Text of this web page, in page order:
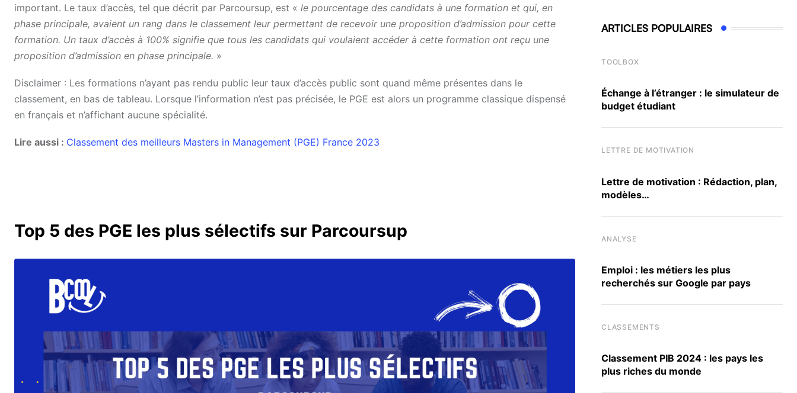
important. Le taux d’accès, tel que décrit par Parcoursup, est « le pourcentage des candidats à une formation et qui, en
phase principale, avaient un rang dans le classement leur permettant de recevoir une proposition d’admission pour cette
formation. Un taux d’accès à 100% signifie que tous les candidats qui voulaient accéder à cette formation ont reçu une
proposition d’admission en phase principale. »
Disclaimer : Les formations n’ayant pas rendu public leur taux d’accès public sont quand même présentes dans le
classement, en bas de tableau. Lorsque l’information n’est pas précisée, le PGE est alors un programme classique dispensé
en français et n’affichant aucune spécialité.
Lire aussi : Classement des meilleurs Masters in Management (PGE) France 2023
Top 5 des PGE les plus sélectifs sur Parcoursup
ARTICLES POPULAIRES
TOOLBOX
Échange à l’étranger : le simulateur de
budget étudiant
LETTRE DE MOTIVATION
Lettre de motivation : Rédaction, plan,
modèles…
ANALYSE
Emploi : les métiers les plus
recherchés sur Google par pays
CLASSEMENTS
Classement PIB 2024 : les pays les
plus riches du monde